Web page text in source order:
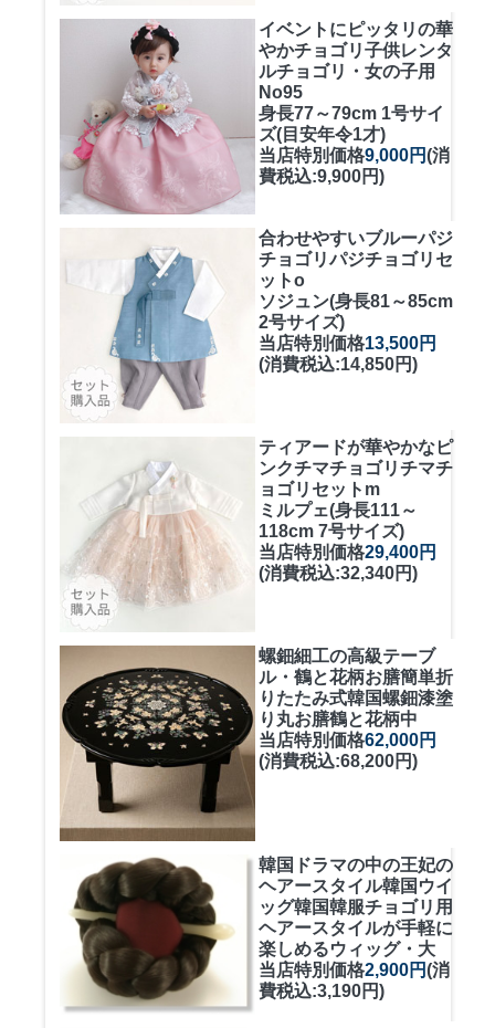
イベントにピッタリの華
やかチョゴリ子供レンタ
ルチョゴリ・女の子用
No95
身長77～79cm 1号サイ
ズ(目安年令1才)
当店特別価格9,000円(消
費税込:9,900円)
合わせやすいブルーパジ
チョゴリパジチョゴリセ
ットo
ソジュン(身長81～85cm
2号サイズ)
当店特別価格13,500円
(消費税込:14,850円)
ティアードが華やかなピ
ンクチマチョゴリチマチ
ョゴリセットm
ミルプェ(身長111～
118cm 7号サイズ)
当店特別価格29,400円
(消費税込:32,340円)
螺鈿細工の高級テーブ
ル・鶴と花柄お膳簡単折
りたたみ式韓国螺鈿漆塗
り丸お膳鶴と花柄中
当店特別価格62,000円
(消費税込:68,200円)
韓国ドラマの中の王妃の
ヘアースタイル韓国ウイ
ッグ韓国韓服チョゴリ用
ヘアースタイルが手軽に
楽しめるウィッグ・大
当店特別価格2,900円(消
費税込:3,190円)